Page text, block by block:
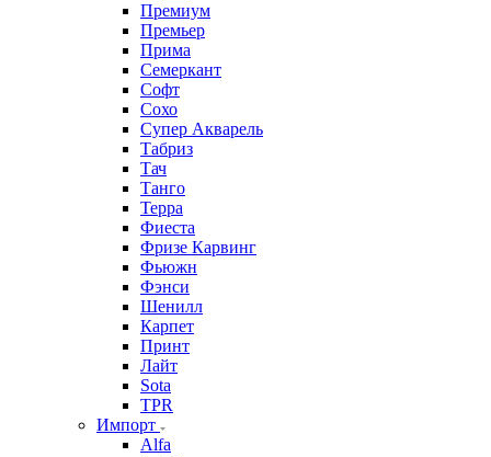
Премиум
Премьер
Прима
Семеркант
Софт
Сохо
Супер Акварель
Табриз
Тач
Танго
Терра
Фиеста
Фризе Карвинг
Фьюжн
Фэнси
Шенилл
Карпет
Принт
Лайт
Sota
TPR
Импорт
Alfa